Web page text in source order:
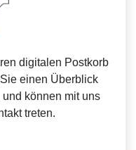
digitalen Postkorb
einen Überblick
können mit uns
treten.